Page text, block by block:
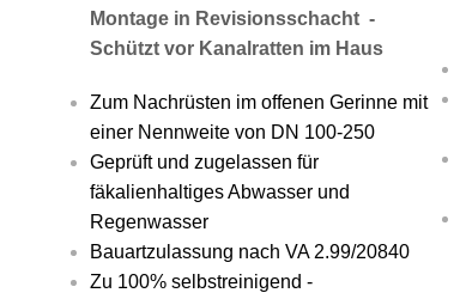
Montage in Revisionsschacht -
Schützt vor Kanalratten im Haus
Zum Nachrüsten im offenen Gerinne mit
einer Nennweite von DN 100-250
Geprüft und zugelassen für
fäkalienhaltiges Abwasser und
Regenwasser
Bauartzulassung nach VA 2.99/20840
Zu 100% selbstreinigend -